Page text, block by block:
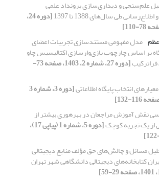
علم‌سنجی و دیداری‌سازی برونداد علمی
طی سال‌های 1388 تا 1397 [دوره 24،
مدل مفهومی مستندسازی تجربیات اعضای
بر اساس چارچوب بازی‌وارسازی اکتالیسیس چاو
[دوره 27، شماره 2، 1403، صفحه 73-
معیارهای انتخاب پایگاه اطلاعاتی [دوره 3، شماره 3
نقش آموزش مراجعان در بهرهوری بیشتر از
از یک تجربه کوچک [دوره 5، شماره 1 (پیاپی 17)،
مسائل و چالش‌های حق ‏‌مؤلف منابع دیجیتالی
کتابخانه‌های دیجیتالی دانشگاهی شهر تهران